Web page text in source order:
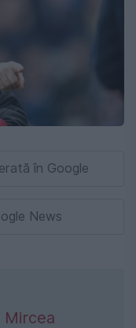
în Google
News